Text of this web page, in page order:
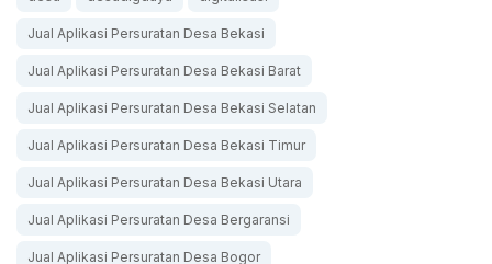
Jual Aplikasi Persuratan Desa Bekasi
Jual Aplikasi Persuratan Desa Bekasi Barat
Jual Aplikasi Persuratan Desa Bekasi Selatan
Jual Aplikasi Persuratan Desa Bekasi Timur
Jual Aplikasi Persuratan Desa Bekasi Utara
Jual Aplikasi Persuratan Desa Bergaransi
Jual Aplikasi Persuratan Desa Bogor